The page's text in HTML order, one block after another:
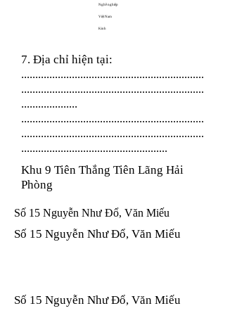
Nghề nghiệp
Việt Nam
Kinh
7. Địa chỉ hiện tại:
.................................................................
.................................................................
....................
.................................................................
.................................................................
....................................................
Khu 9 Tiên Thắng Tiên Lãng Hải
Phòng
Số 15 Nguyễn Như Đổ, Văn Miếu
Số 15 Nguyễn Như Đổ, Văn Miếu
Số 15 Nguyễn Như Đổ, Văn Miếu